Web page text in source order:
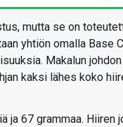
mutta se on
yhtiön omalla Base
Makalun
kaksi lähes koko
67 grammaa. Hiiren